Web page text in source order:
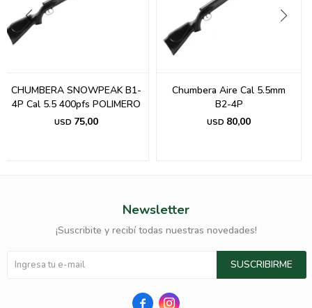
CHUMBERA SNOWPEAK B1-
4P Cal 5.5 400pfs POLIMERO
USD 75,00
Chumbera Aire Cal 5.5mm
B2-4P
USD 80,00
Newsletter
¡Suscribite y recibí todas nuestras novedades!
SUSCRIBIRME
 